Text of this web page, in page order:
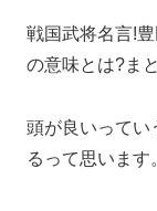
戦国武将名言!
の意味とは?ま
頭が良いってい
るって思います